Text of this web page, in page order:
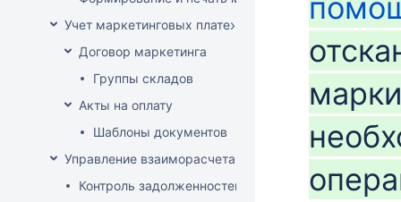
Учет маркетинговых платежей
Договор маркетинга
Группы складов
Акты на оплату
Шаблоны документов
Управление взаиморасчетами
Контроль задолженностей